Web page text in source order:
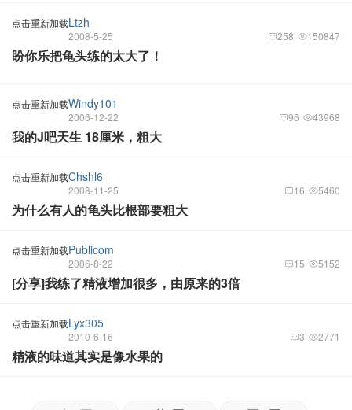
点击重新加载Ltzh
2008-5-25 150847
258
盼你乐把龟头练的太大了！
点击重新加载Windy101
2006-12-22 43968
96
我的J吧天生 18厘米，粗大
点击重新加载Chshl6
2008-11-25 5460
16
为什么有人的龟头比根部要粗大
点击重新加载Publicom
2006-8-22 5152
15
[分享]我练了精液增加很多，由原来的3倍
点击重新加载Lyx305
2010-6-16 2771
3
精液的味道其实是像水果的